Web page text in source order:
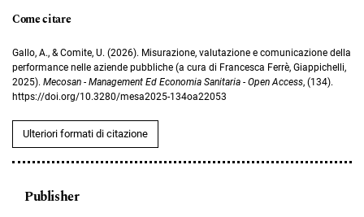
Come citare
Gallo, A., & Comite, U. (2026). Misurazione, valutazione e comunicazione della
performance nelle aziende pubbliche (a cura di Francesca Ferrè, Giappichelli,
2025). Mecosan - Management Ed Economia Sanitaria - Open Access, (134).
https://doi.org/10.3280/mesa2025-134oa22053
Ulteriori formati di citazione
Publisher